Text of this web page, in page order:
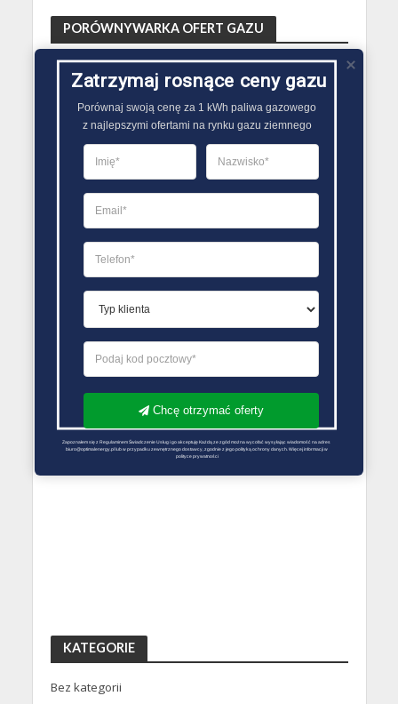
PORÓWNYWARKA OFERT GAZU
KATEGORIE
Bez kategorii
Zatrzymaj rosnące ceny gazu
Porównaj swoją cenę za 1 kWh paliwa gazowego
z najlepszymi ofertami na rynku gazu ziemnego
Chcę otrzymać oferty
Zapoznałem się z Regulaminem Świadczenie Usług i go akceptuję Każdą ze zgód można wycofać wysyłając wiadomość na adres
biuro@optimalenergy.pl lub w przypadku zewnętrznego dostawcy, zgodnie z jego polityką ochrony danych. Więcej informacji w
polityce prywatności